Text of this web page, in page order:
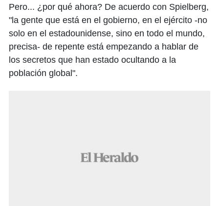
Pero... ¿por qué ahora? De acuerdo con Spielberg,
"la gente que está en el gobierno, en el ejército -no
solo en el estadounidense, sino en todo el mundo,
precisa- de repente está empezando a hablar de
los secretos que han estado ocultando a la
población global".